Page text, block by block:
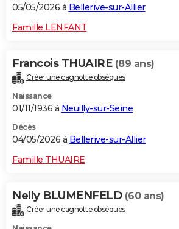
05/05/2026 à Bellerive-sur-Allier
Famille LENFANT
Francois THUAIRE (89 ans)
Créer une cagnotte obsèques
Naissance
01/11/1936 à Neuilly-sur-Seine
Décès
04/05/2026 à Bellerive-sur-Allier
Famille THUAIRE
Nelly BLUMENFELD (60 ans)
Créer une cagnotte obsèques